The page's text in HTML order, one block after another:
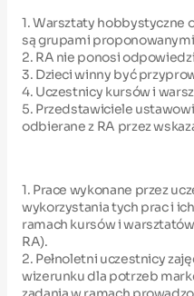
1. Warsztaty hobbystyczne
są grupami
2. RA nie ponosi
3. Dzieci winny być
4. Uczestnicy kursów i
5. Przedstawiciele
odbierane z RA przez
1. Prace wykonane przez
wykorzystania tych prac i
ramach kursów i
RA).
2. Pełnoletni uczestnicy
wizerunku dla potrzeb